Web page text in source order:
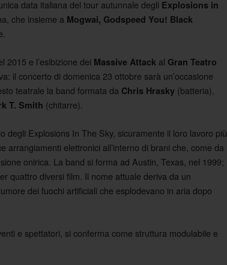
data italiana del tour autunnale degli Explosions in
che insieme a Mogwai, Godspeed You! Black
2015 e l’esibizione dei Massive Attack al Gran Teatro
il concerto di domenica 23 ottobre sarà un’occasione
teatrale la band formata da Chris Hrasky (batteria),
T. Smith (chitarre).
degli Explosions In The Sky, sicuramente il loro lavoro più
elettronici all’interno di brani che, come da
onirica. La band si forma ad Austin, Texas, nel 1999;
quattro diversi film. Il nome attuale deriva da un
dei fuochi artificiali che esplodevano in aria dopo
e spettatori, si conferma come struttura modulabile e